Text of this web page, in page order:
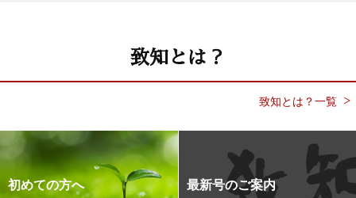
致知とは？
致知とは？一覧
初めての方へ 最新号のご案内